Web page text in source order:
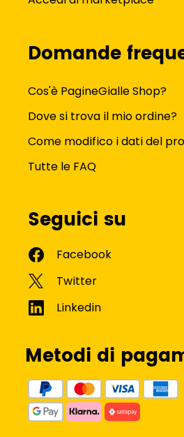
Domande
Cos'è PagineGialle Shop?
Dove si trova il mio ordine?
Come modifico i dati del
Tutte le FAQ
Seguici su
Metodi di